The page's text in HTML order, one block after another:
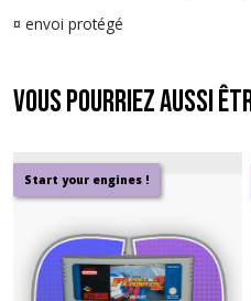
¤ envoi protégé
Vous pourriez aussi
Start your engines !